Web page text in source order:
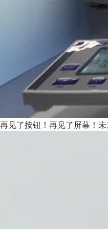
再见了按钮！再见了屏幕！